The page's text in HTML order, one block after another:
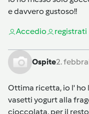
e davvero gustoso!!
Accedio registrati
Ospite2.
Ottima ricetta, io l' ho
vasetti yogurt alla
cioccolata, per il